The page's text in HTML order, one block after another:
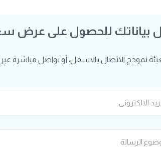
بياناتك للحصول على عرض
نموذج الاتصال بالاسفل، أو تواصل مباشرة عبر